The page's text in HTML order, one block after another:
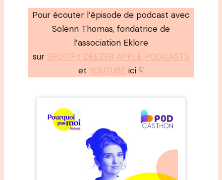
Pour écouter l’épisode de podcast avec
Solenn Thomas, fondatrice de
l’association Eklore
sur SPOTIFY DEEZER APPLE PODCASTS
et YOUTUBE ici ☟